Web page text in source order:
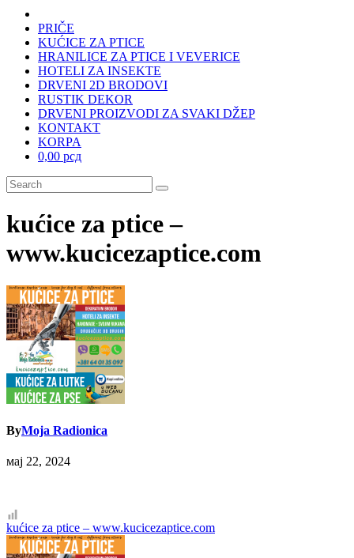
PRIČE
KUĆICE ZA PTICE
HRANILICE ZA PTICE I VEVERICE
HOTELI ZA INSEKTE
DRVENI 2D BRODOVI
RUSTIK DEKOR
DRVENI PROIZVODI ZA SVAKI DŽEP
KONTAKT
KORPA
0,00 рсд
kućice za ptice –
www.kucicezaptice.com
ByMoja Radionica
мај 22, 2024
Кретање
чланка
kućice za ptice – www.kucicezaptice.com